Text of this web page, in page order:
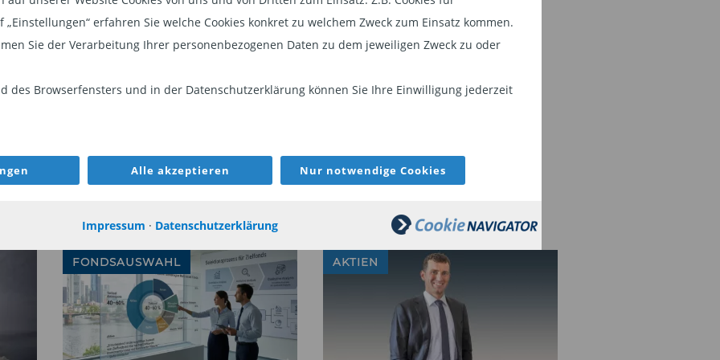
erfahren Sie welche Cookies konkret zu welchem Zweck zum Einsatz kommen.
Sie der Verarbeitung Ihrer personenbezogenen Daten zu dem jeweiligen Zweck zu oder
des Browserfensters und in der Datenschutzerklärung können Sie Ihre Einwilligung jederzeit
Alle akzeptieren Nur notwendige Cookies
Impressum · Datenschutzerklärung
LU0868753731 46,8
LU2061961145 45,3
AT0000A2VB88 -13,6
Perf. 1 Jahr in Prozent
32,8
WEITER
FONDSAUSWAHL AKTIEN